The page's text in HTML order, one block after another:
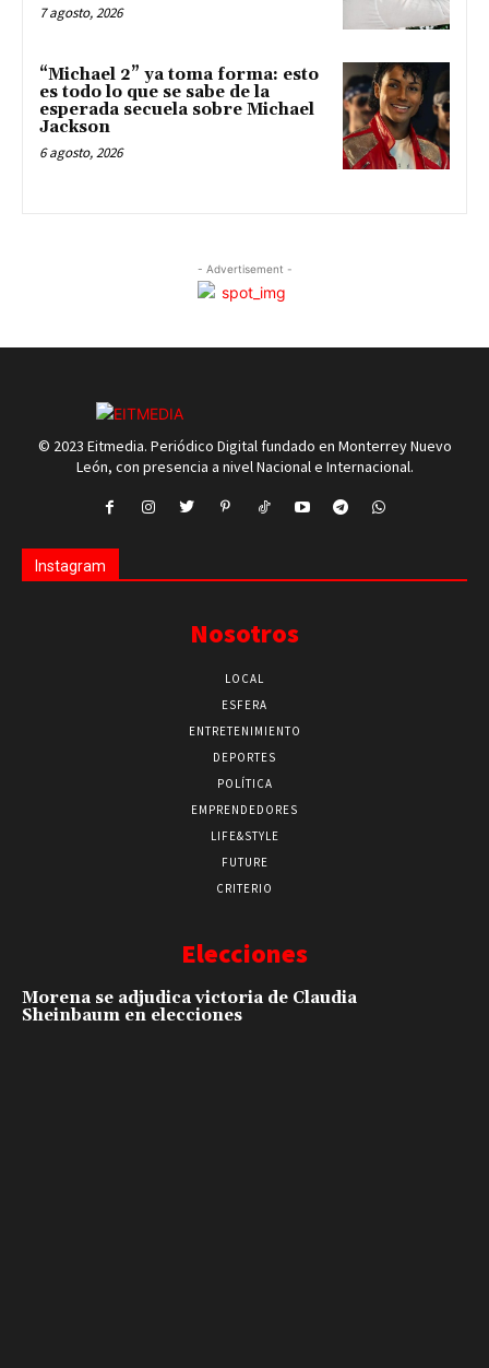
7 agosto, 2026
“Michael 2” ya toma forma: esto
es todo lo que se sabe de la
esperada secuela sobre Michael
Jackson
6 agosto, 2026
- Advertisement -
© 2023 Eitmedia. Periódico Digital fundado en Monterrey Nuevo
León, con presencia a nivel Nacional e Internacional.
Instagram
Nosotros
LOCAL
ESFERA
ENTRETENIMIENTO
DEPORTES
POLÍTICA
EMPRENDEDORES
LIFE&STYLE
FUTURE
CRITERIO
Elecciones
Morena se adjudica victoria de Claudia
Sheinbaum en elecciones